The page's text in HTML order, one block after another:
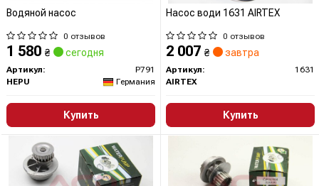
Водяной насос
0 отзывов
1 580 ₴ сегодня
Артикул:
P791
HEPU
Германия
Купить
Насос води 1631 AIRTEX
0 отзывов
2 007 ₴ завтра
Артикул:
1631
AIRTEX
Купить